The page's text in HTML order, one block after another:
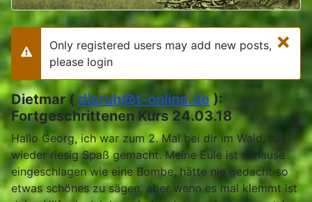
×
Warning
Only registered users may add new posts,
please login
Dietmar (dieruh@t-online.de):
Fortgeschrittenen Kurs 24.03.18
Hallo Georg, ich war zum 2. Mal bei dir im Wald, hat
wieder riesig Spaß gemacht. Meine Eule ist zuhause
eingeschlagen wie eine Bombe, hätte nie gedacht so
etwas schönes zu sägen, aber wenn es mal klemmt ist